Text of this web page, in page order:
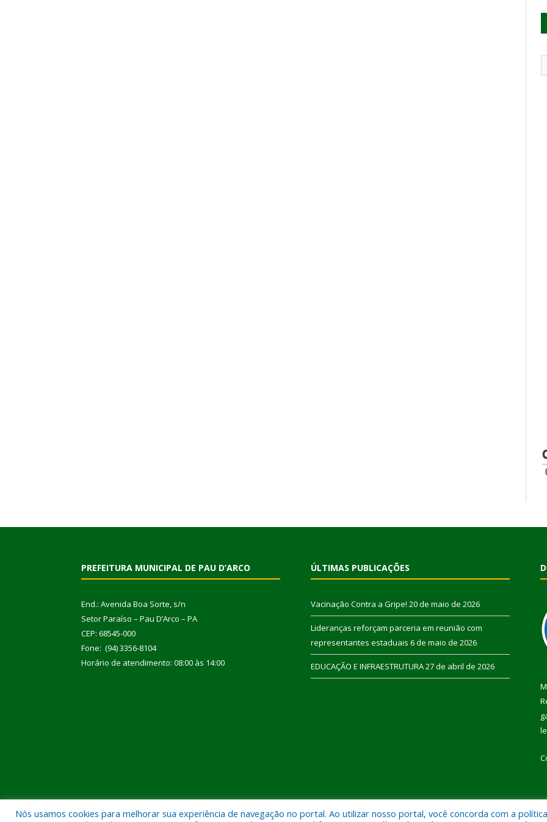
PREFEITURA MUNICIPAL DE PAU D’ARCO
End.: Avenida Boa Sorte, s/n
Setor Paraíso – Pau D’Arco – PA
CEP: 68545-000
Fone: (94) 3356-8104
Horário de atendimento: 08:00 às 14:00
ÚLTIMAS PUBLICAÇÕES
Vacinação Contra a Gripe! 20 de maio de 2026
Lideranças reforçam parceria em reunião com
representantes estaduais 6 de maio de 2026
EDUCAÇÃO E INFRAESTRUTURA27 de abril de 2026
Nós usamos cookies para melhorar sua experiência de navegação no portal. Ao utilizar nosso portal, você concorda com a